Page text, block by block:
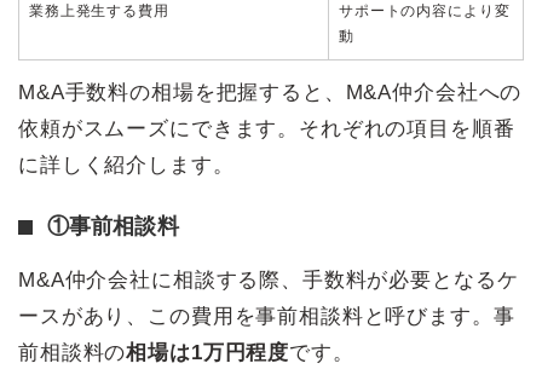
業務上発生する費用
サポートの内容により変
動
M&A手数料の相場を把握すると、M&A仲介会社への
依頼がスムーズにできます。それぞれの項目を順番
に詳しく紹介します。
①事前相談料
M&A仲介会社に相談する際、手数料が必要となるケ
ースがあり、この費用を事前相談料と呼びます。事
前相談料の相場は1万円程度です。